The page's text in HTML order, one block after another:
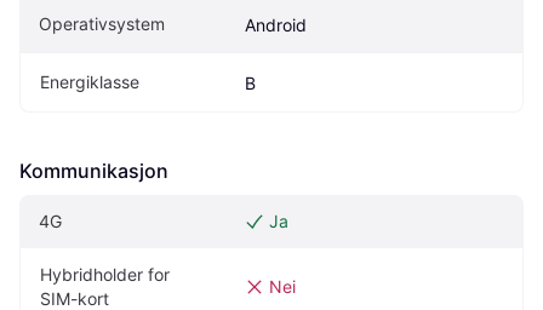
Operativsystem Android
Energiklasse B
Kommunikasjon
4G Ja
Hybridholder for
SIM-kort
Nei